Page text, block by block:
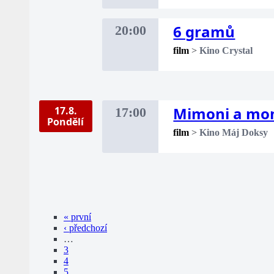
20:00 6 gramů
film >Kino Crystal
17.8.
Pondělí
17:00 Mimoni a
film >Kino Máj Doksy
« první
‹ předchozí
…
3
4